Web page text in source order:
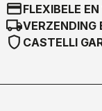
credit_cardFLEXIBELE
local_shippingVERZENDING
shield CASTELLI